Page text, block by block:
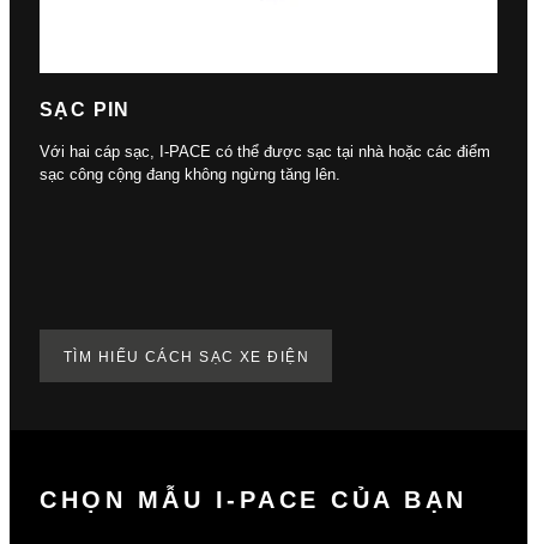
SẠC PIN
Với hai cáp sạc, I-PACE có thể được sạc tại nhà hoặc các điểm
sạc công cộng đang không ngừng tăng lên.
TÌM HIỂU CÁCH SẠC XE ĐIỆN
CHỌN MẪU I‑PACE CỦA BẠN